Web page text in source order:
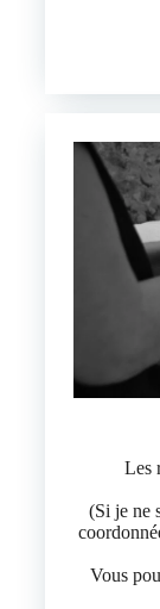
Les
(Si je ne
Vous